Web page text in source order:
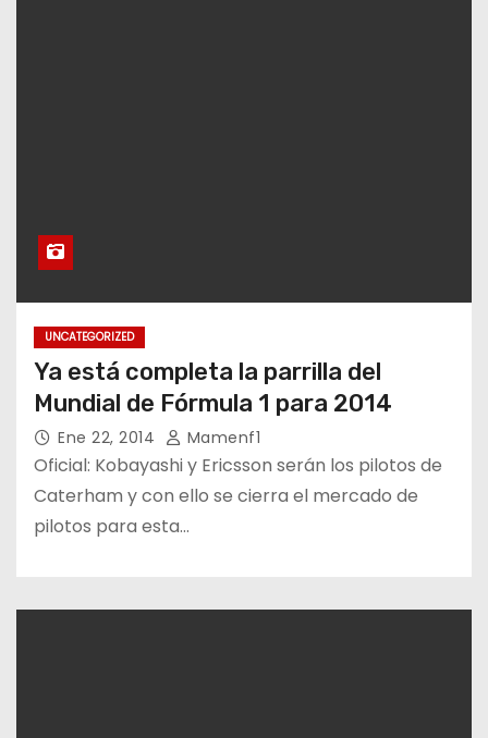
UNCATEGORIZED
Ya está completa la parrilla del
Mundial de Fórmula 1 para 2014
Ene 22, 2014 Mamenf1
Oficial: Kobayashi y Ericsson serán los pilotos de
Caterham y con ello se cierra el mercado de
pilotos para esta…